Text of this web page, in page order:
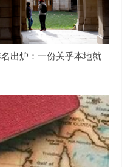
出炉：一份关乎本地就